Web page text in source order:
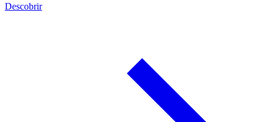
Descobrir